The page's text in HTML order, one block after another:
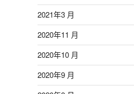
2021年3 月
2020年11 月
2020年10 月
2020年9 月